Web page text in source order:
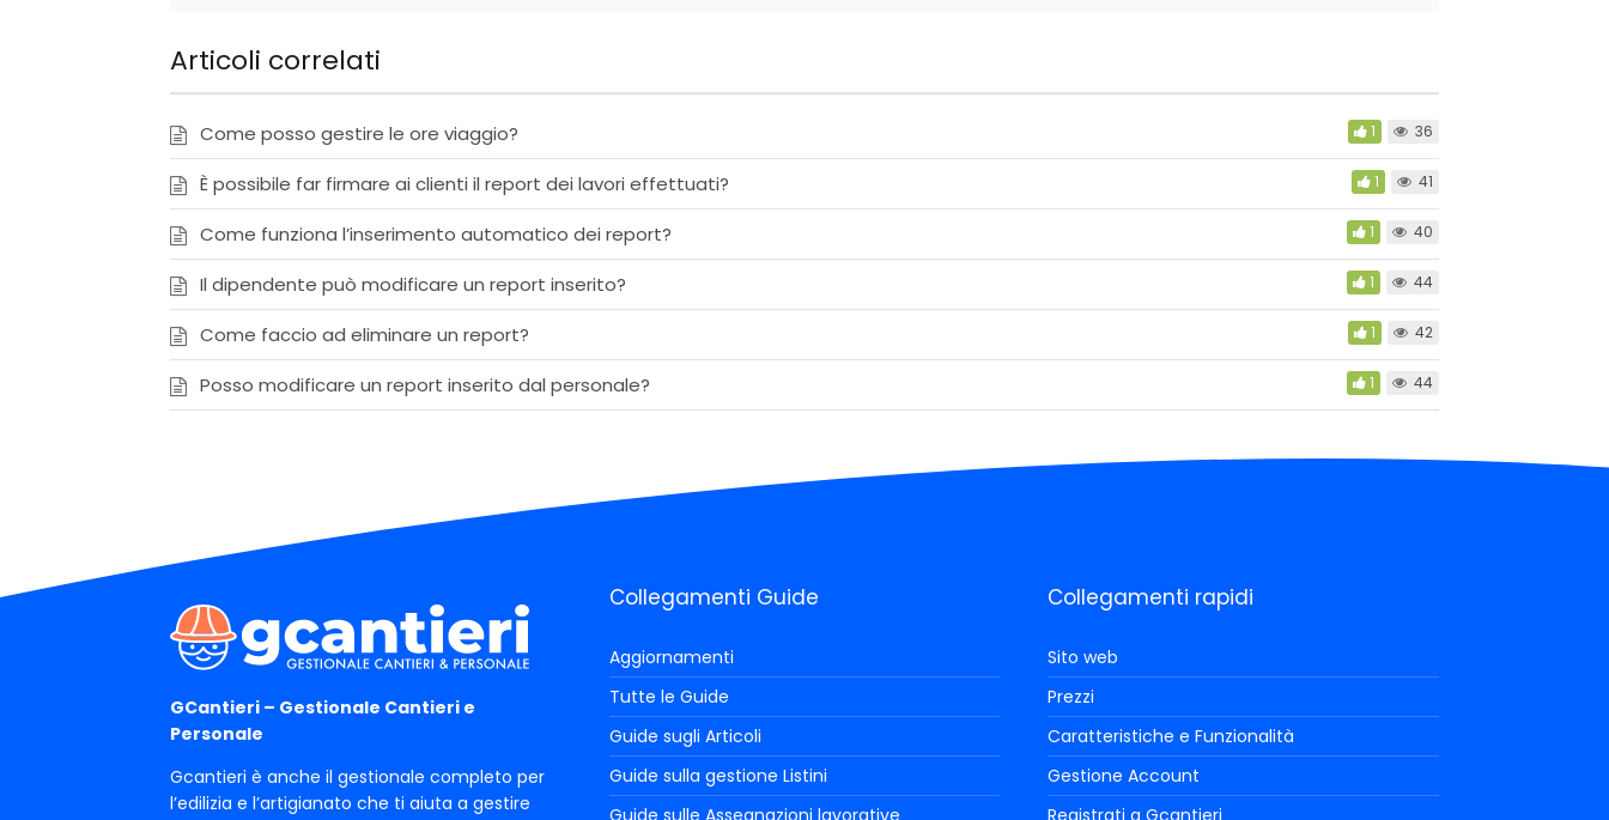
Articoli correlati
Come posso gestire le ore viaggio? 1 36
È possibile far firmare ai clienti il report dei lavori effettuati? 1 41
Come funziona l’inserimento automatico dei report? 1 40
Il dipendente può modificare un report inserito? 1 44
Come faccio ad eliminare un report? 1 42
Posso modificare un report inserito dal personale? 1 44
GCantieri – Gestionale Cantieri e
Personale
Gcantieri è anche il gestionale completo per
l’edilizia e l’artigianato che ti aiuta a gestire
Collegamenti Guide
Aggiornamenti
Tutte le Guide
Guide sugli Articoli
Guide sulla gestione Listini
Guide sulle Assegnazioni lavorative
Collegamenti rapidi
Sito web
Prezzi
Caratteristiche e Funzionalità
Gestione Account
Registrati a Gcantieri